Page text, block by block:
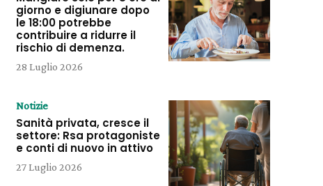
giorno e digiunare dopo
le 18:00 potrebbe
contribuire a ridurre il
rischio di demenza.
28 Luglio 2026
Notizie
Sanità privata, cresce il
settore: Rsa protagoniste
e conti di nuovo in attivo
27 Luglio 2026